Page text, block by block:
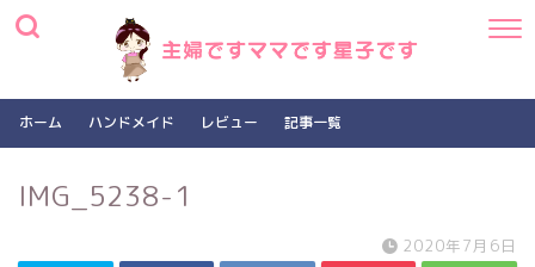
ホーム ハンドメイド レビュー 記事一覧
IMG_5238-1
2020年7月6日